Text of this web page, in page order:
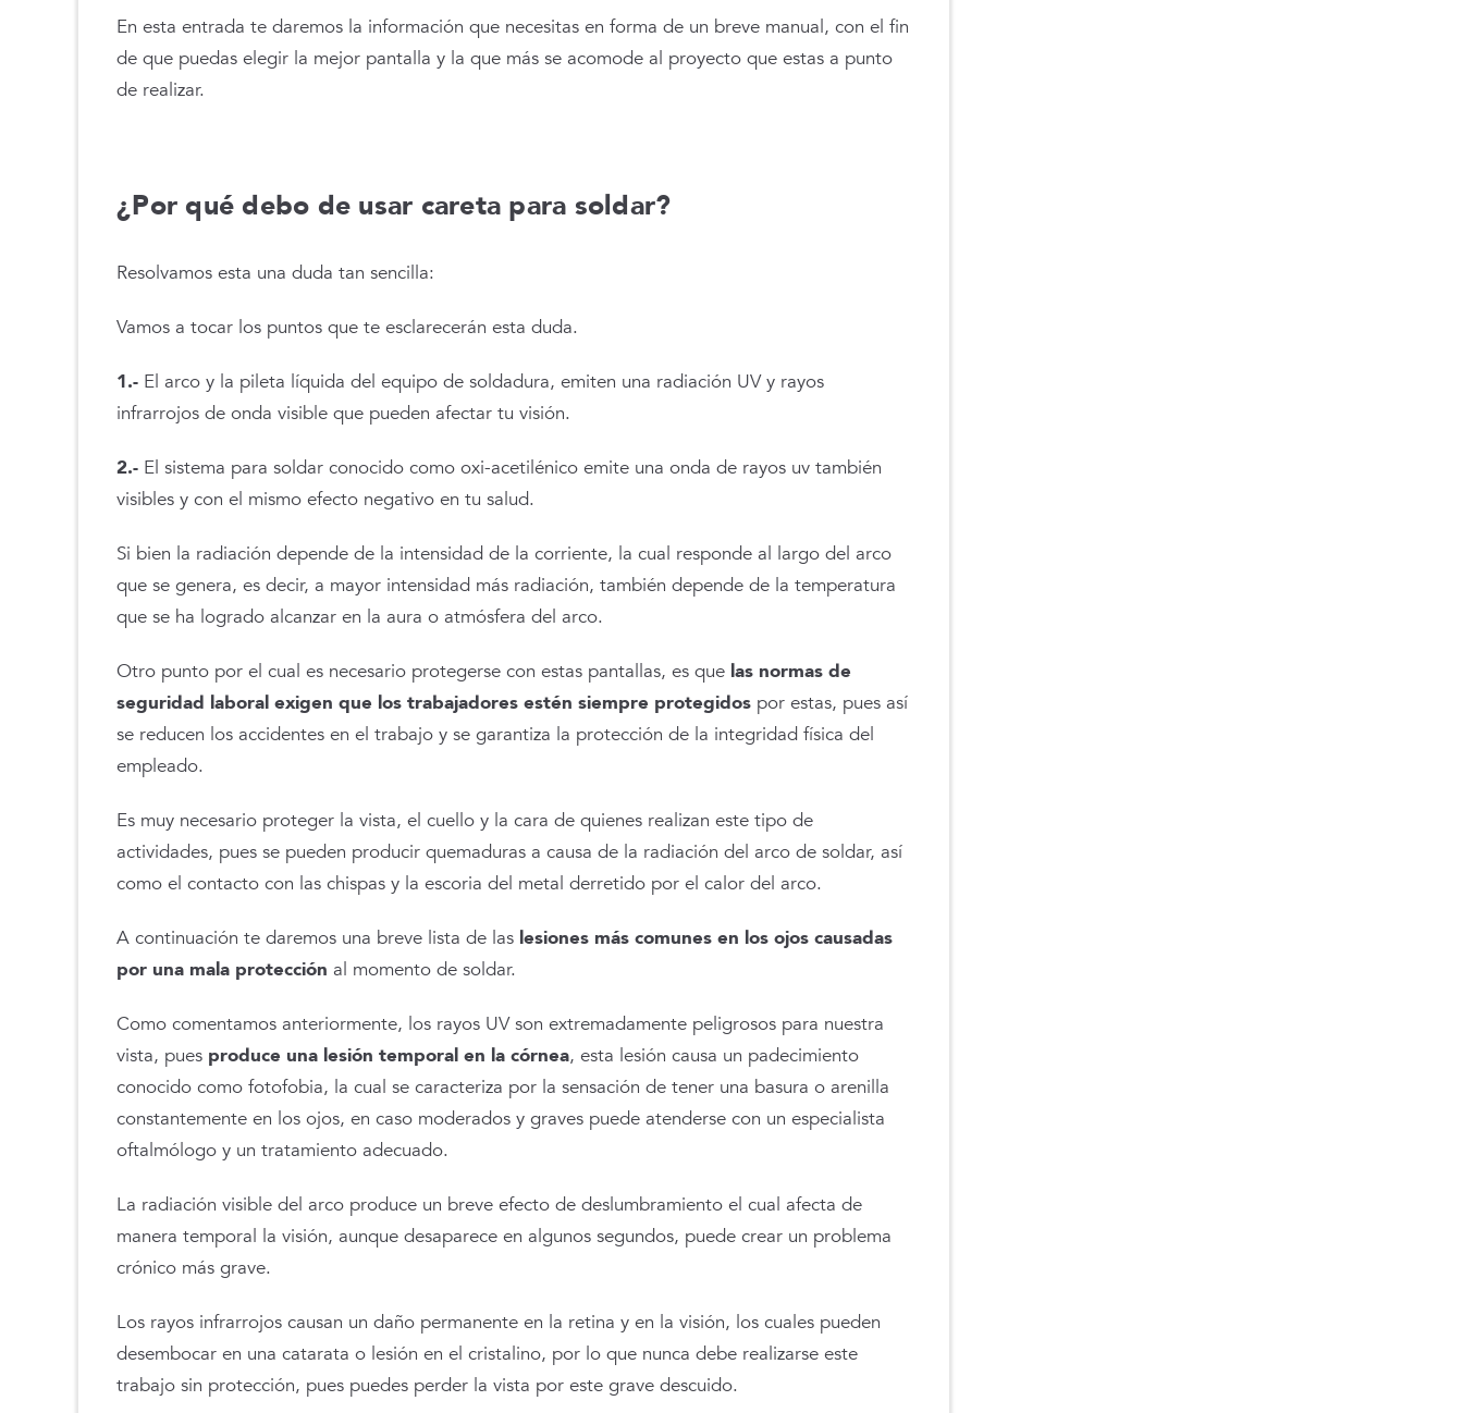
En esta entrada te daremos la información que necesitas en forma de un breve manual, con el fin
de que puedas elegir la mejor pantalla y la que más se acomode al proyecto que estas a punto
de realizar.
¿Por qué debo de usar careta para soldar?
Resolvamos esta una duda tan sencilla:
Vamos a tocar los puntos que te esclarecerán esta duda.
1.- El arco y la pileta líquida del equipo de soldadura, emiten una radiación UV y rayos
infrarrojos de onda visible que pueden afectar tu visión.
2.- El sistema para soldar conocido como oxi-acetilénico emite una onda de rayos uv también
visibles y con el mismo efecto negativo en tu salud.
Si bien la radiación depende de la intensidad de la corriente, la cual responde al largo del arco
que se genera, es decir, a mayor intensidad más radiación, también depende de la temperatura
que se ha logrado alcanzar en la aura o atmósfera del arco.
Otro punto por el cual es necesario protegerse con estas pantallas, es que las normas de
seguridad laboral exigen que los trabajadores estén siempre protegidos por estas, pues así
se reducen los accidentes en el trabajo y se garantiza la protección de la integridad física del
empleado.
Es muy necesario proteger la vista, el cuello y la cara de quienes realizan este tipo de
actividades, pues se pueden producir quemaduras a causa de la radiación del arco de soldar, así
como el contacto con las chispas y la escoria del metal derretido por el calor del arco.
A continuación te daremos una breve lista de las lesiones más comunes en los ojos causadas
por una mala protección al momento de soldar.
Como comentamos anteriormente, los rayos UV son extremadamente peligrosos para nuestra
vista, pues produce una lesión temporal en la córnea, esta lesión causa un padecimiento
conocido como fotofobia, la cual se caracteriza por la sensación de tener una basura o arenilla
constantemente en los ojos, en caso moderados y graves puede atenderse con un especialista
oftalmólogo y un tratamiento adecuado.
La radiación visible del arco produce un breve efecto de deslumbramiento el cual afecta de
manera temporal la visión, aunque desaparece en algunos segundos, puede crear un problema
crónico más grave.
Los rayos infrarrojos causan un daño permanente en la retina y en la visión, los cuales pueden
desembocar en una catarata o lesión en el cristalino, por lo que nunca debe realizarse este
trabajo sin protección, pues puedes perder la vista por este grave descuido.